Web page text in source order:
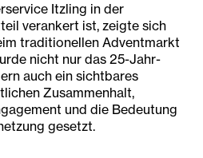
Itzling in der
verankert ist, zeigte sich
traditionellen Adventmarkt
nicht nur das 25-Jahr-
auch ein sichtbares
Zusammenhalt,
und die Bedeutung
gesetzt.